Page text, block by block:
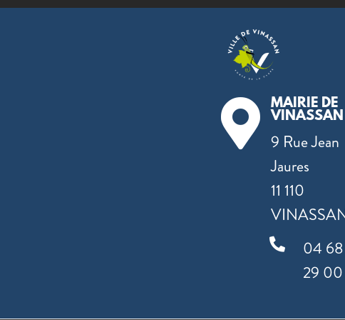

MAIRIE DE
VINASSAN
9 Rue Jean
Jaures
11 110

04
29 00